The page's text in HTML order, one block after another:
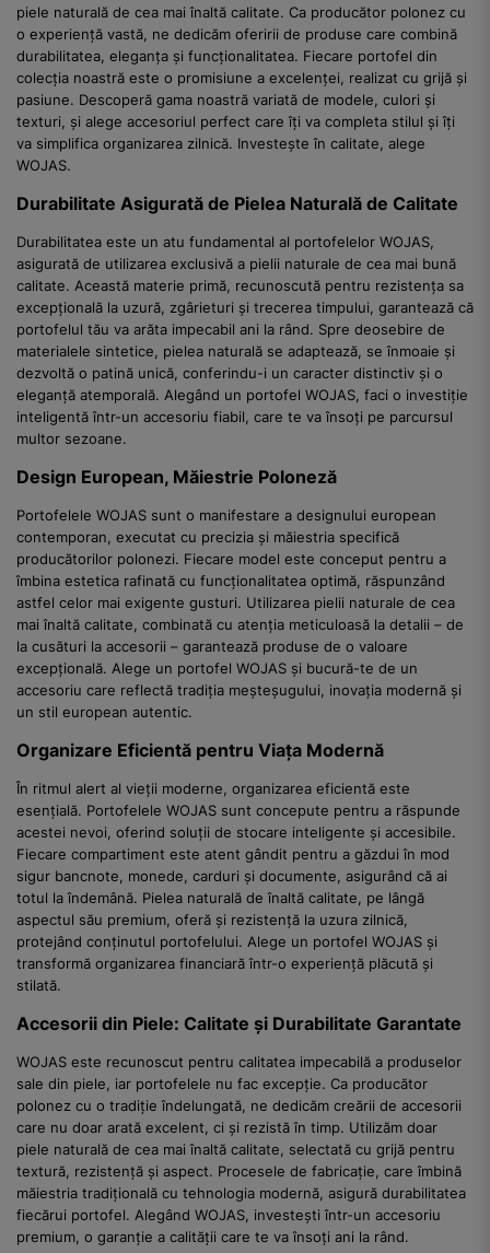
piele naturală de cea mai înaltă calitate. Ca producător polonez cu
o experiență vastă, ne dedicăm oferirii de produse care combină
durabilitatea, eleganța și funcționalitatea. Fiecare portofel din
colecția noastră este o promisiune a excelenței, realizat cu grijă și
pasiune. Descoperă gama noastră variată de modele, culori și
texturi, și alege accesoriul perfect care îți va completa stilul și îți
va simplifica organizarea zilnică. Investește în calitate, alege
WOJAS.
Durabilitate Asigurată de Pielea Naturală de Calitate
Durabilitatea este un atu fundamental al portofelelor WOJAS,
asigurată de utilizarea exclusivă a pielii naturale de cea mai bună
calitate. Această materie primă, recunoscută pentru rezistența sa
excepțională la uzură, zgârieturi și trecerea timpului, garantează că
portofelul tău va arăta impecabil ani la rând. Spre deosebire de
materialele sintetice, pielea naturală se adaptează, se înmoaie și
dezvoltă o patină unică, conferindu-i un caracter distinctiv și o
eleganță atemporală. Alegând un portofel WOJAS, faci o investiție
inteligentă într-un accesoriu fiabil, care te va însoți pe parcursul
multor sezoane.
Design European, Măiestrie Poloneză
Portofelele WOJAS sunt o manifestare a designului european
contemporan, executat cu precizia și măiestria specifică
producătorilor polonezi. Fiecare model este conceput pentru a
îmbina estetica rafinată cu funcționalitatea optimă, răspunzând
astfel celor mai exigente gusturi. Utilizarea pielii naturale de cea
mai înaltă calitate, combinată cu atenția meticuloasă la detalii – de
la cusături la accesorii – garantează produse de o valoare
excepțională. Alege un portofel WOJAS și bucură-te de un
accesoriu care reflectă tradiția meșteșugului, inovația modernă și
un stil european autentic.
Organizare Eficientă pentru Viața Modernă
În ritmul alert al vieții moderne, organizarea eficientă este
esențială. Portofelele WOJAS sunt concepute pentru a răspunde
acestei nevoi, oferind soluții de stocare inteligente și accesibile.
Fiecare compartiment este atent gândit pentru a găzdui în mod
sigur bancnote, monede, carduri și documente, asigurând că ai
totul la îndemână. Pielea naturală de înaltă calitate, pe lângă
aspectul său premium, oferă și rezistență la uzura zilnică,
protejând conținutul portofelului. Alege un portofel WOJAS și
transformă organizarea financiară într-o experiență plăcută și
stilată.
Accesorii din Piele: Calitate și Durabilitate Garantate
WOJAS este recunoscut pentru calitatea impecabilă a produselor
sale din piele, iar portofelele nu fac excepție. Ca producător
polonez cu o tradiție îndelungată, ne dedicăm creării de accesorii
care nu doar arată excelent, ci și rezistă în timp. Utilizăm doar
piele naturală de cea mai înaltă calitate, selectată cu grijă pentru
textură, rezistență și aspect. Procesele de fabricație, care îmbină
măiestria tradițională cu tehnologia modernă, asigură durabilitatea
fiecărui portofel. Alegând WOJAS, investești într-un accesoriu
premium, o garanție a calității care te va însoți ani la rând.